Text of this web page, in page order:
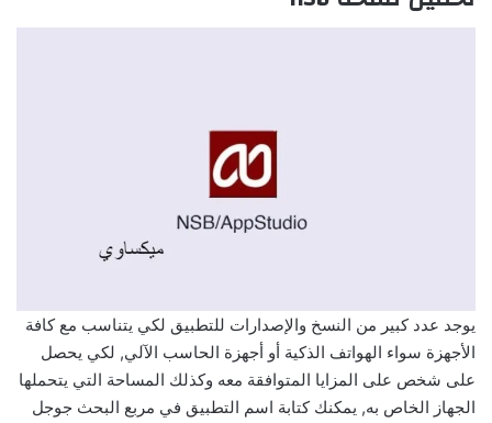
يوجد عدد كبير من النسخ والإصدارات للتطبيق لكي يتناسب مع كافة
الأجهزة سواء الهواتف الذكية أو أجهزة الحاسب الآلي, لكي يحصل
على شخص على المزايا المتوافقة معه وكذلك المساحة التي يتحملها
الجهاز الخاص به, يمكنك كتابة اسم التطبيق في مربع البحث جوجل